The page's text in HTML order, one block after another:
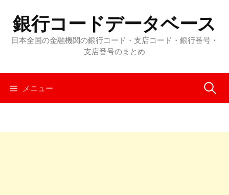
へ
キ
プ
銀行コードデータベース
日本全国の金融機関の銀行コード・支店コード・銀行番号・
支店番号のまとめ
メニュー 検